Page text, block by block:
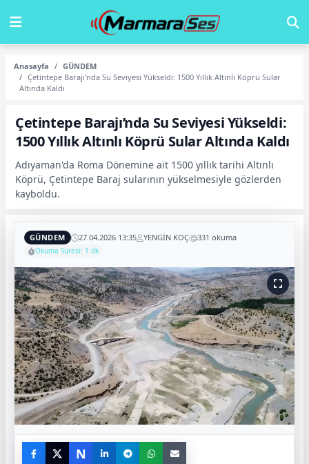
Anasayfa
GÜNDEM
Çetintepe Barajı’nda Su Seviyesi Yükseldi: 1500 Yıllık Altınlı Köprü Sular
Altında Kaldı
Çetintepe Barajı’nda Su Seviyesi Yükseldi:
1500 Yıllık Altınlı Köprü Sular Altında Kaldı
Adıyaman'da Roma Dönemine ait 1500 yıllık tarihi Altınlı
Köprü, Çetintepe Baraj sularının yükselmesiyle gözlerden
kayboldu.
GÜNDEM 27.04.2026 13:35 YENGİN KOÇ 331 okuma
Okuma Süresi: 1 dk
N